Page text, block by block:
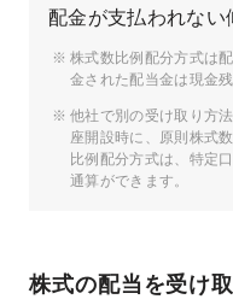
配金が支払われない
株式数比例配分方式は
金された配当金は現金
他社で別の受け取り方
座開設時に、原則株式
比例配分方式は、特定
通算ができます。
株式の配当を受け